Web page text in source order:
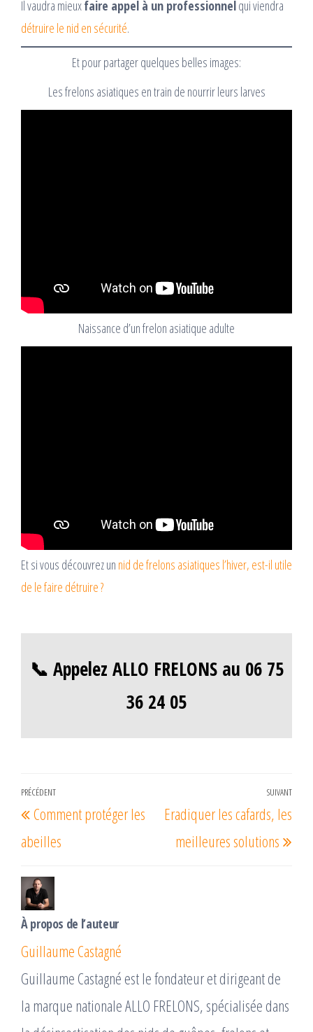
Il vaudra mieuxfaire appel à un professionnelqui viendra
détruire le nid en sécurité.
Et pour partager quelques belles images:
Les frelons asiatiques en train de nourrir leurs larves
Naissance d’un frelon asiatique adulte
Et si vous découvrez un nid de frelons asiatiques l’hiver, est-il utile
de le faire détruire ?
📞 Appelez ALLO FRELONS au 06 75
36 24 05
Navigation
de
l’article
Article
précédent
PRÉCÉDENT
Comment protéger les
abeilles
SUIVANT
Eradiquer les cafards, les
meilleures solutions
À propos de l’auteur
Guillaume Castagné
Guillaume Castagné est le fondateur et dirigeant de
la marque nationale ALLO FRELONS, spécialisée dans